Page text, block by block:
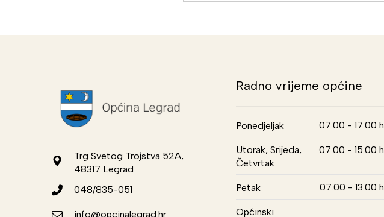
Trg Svetog Trojstva 52A,
48317 Legrad
048/835-051
info@opcinalegrad.hr
Radno vrijeme općine
Ponedjeljak 07.00 - 17.00 h
Utorak, Srijeda,
Četvrtak
07.00 - 15.00 h
Petak 07.00 - 13.00 h
Općinski